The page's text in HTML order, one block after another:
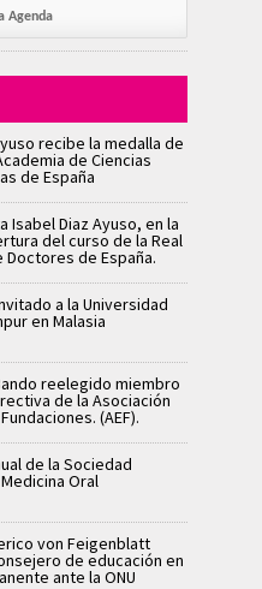
Agenda
recibe la medalla de
de Ciencias
de España
Isabel Diaz Ayuso, en la
del curso de la Real
Doctores de España.
a la Universidad
en Malasia
reelegido miembro
de la Asociación
(AEF).
de la Sociedad
Oral
von Feigenblatt
de educación en
ante la ONU